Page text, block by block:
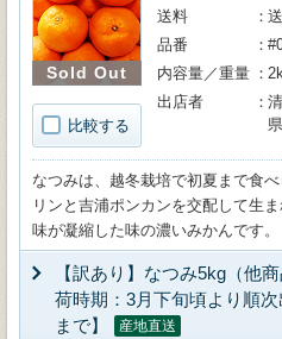
Sold Out
比較する
送料
品番
内容量／重量
出店者
県
なつみは、越冬栽培で初夏まで食
リンと吉浦ポンカンを交配して生
味が凝縮した味の濃いみかんです。
【訳あり】なつみ5kg（他
荷時期：3月下旬頃より順
まで】
産地直送